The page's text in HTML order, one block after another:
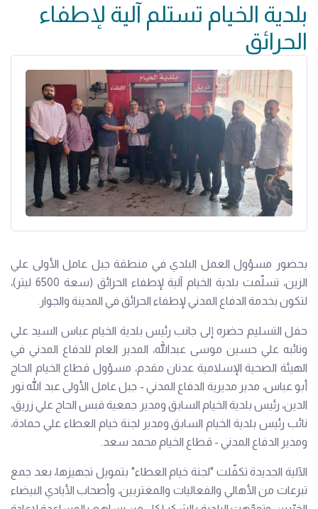
بلدية الخيام تستلم آلية لإطفاء
الحرائق
بحضور مسؤول العمل البلدي في منطقة جبل عامل الأولى علي
الزين، تسلّمت بلدية الخيام آلية لإطفاء الحرائق (سعة 6500 ليتر)،
لتكون بخدمة الدفاع المدني لإطفاء الحرائق في المدينة والجوار.
حفل التسليم حضره إلى جانب رئيس بلدية الخيام عباس السيد علي
ونائبه علي حسين موسى عبدالله، المدير العام للدفاع المدني في
الهيئة الصحية الإسلامية عدنان مقدم، مسؤول قطاع الخيام الحاج
أبو عباس، مدير مديرية الدفاع المدني - جبل عامل الأولى عبد الله نور
الدين، رئيس بلدية الخيام السابق ومدير جمعية قبس الحاج علي زريق،
نائب رئيس بلدية الخيام السابق ومدير لجنة خيام العطاء علي حمادة،
ومدير الدفاع المدني - قطاع الخيام محمد سعد.
الآلية الجديدة تكفّلت "لجنة خيام العطاء" بتمويل تجهيزها، بعد جمع
تبرعات من الأهالي والفعاليات والمغتربين، وأصحاب الأيادي البيضاء